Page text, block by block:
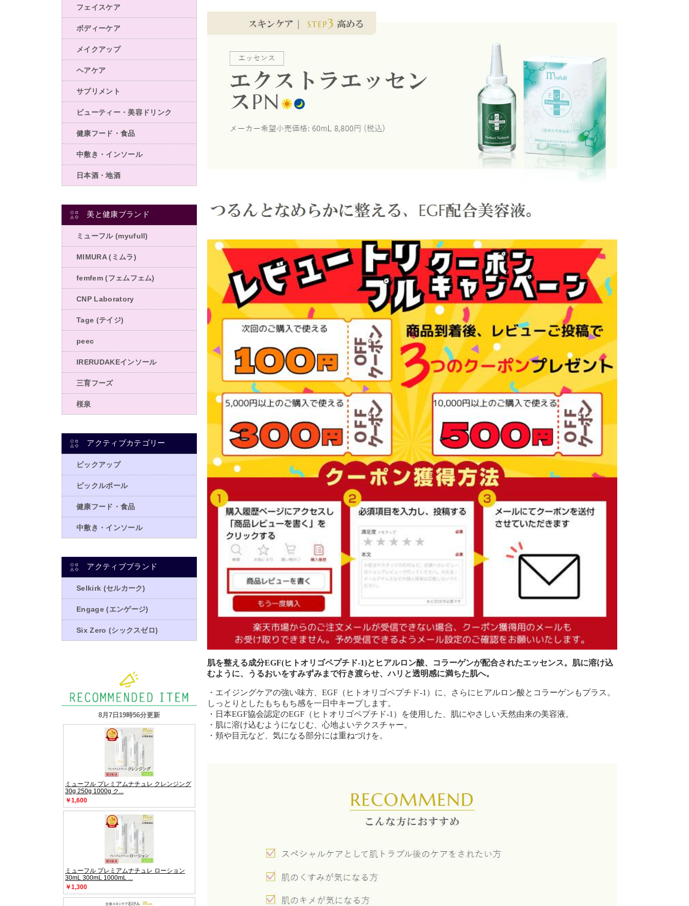
肌を整える成分EGF(ヒトオリゴペプチド-1)とヒアルロン酸、コラーゲンが配合されたエッセンス。肌に溶け込
むように、うるおいをすみずみまで行き渡らせ、ハリと透明感に満ちた肌へ。
・エイジングケアの強い味方、EGF（ヒトオリゴペプチド-1）に、さらにヒアルロン酸とコラーゲンもプラス。
しっとりとしたもちもち感を一日中キープします。
・日本EGF協会認定のEGF（ヒトオリゴペプチド-1）を使用した、肌にやさしい天然由来の美容液。
・肌に溶け込むようになじむ、心地よいテクスチャー。
・頬や目元など、気になる部分には重ねづけを。